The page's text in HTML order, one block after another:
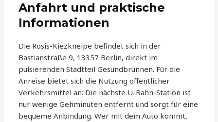
Anfahrt und praktische
Informationen
Die Rosis-Kiezkneipe befindet sich in der
Bastianstraße 9, 13357 Berlin, direkt im
pulsierenden Stadtteil Gesundbrunnen. Für die
Anreise bietet sich die Nutzung öffentlicher
Verkehrsmittel an: Die nächste U-Bahn-Station ist
nur wenige Gehminuten entfernt und sorgt für eine
bequeme Anbindung. Wer mit dem Auto kommt,